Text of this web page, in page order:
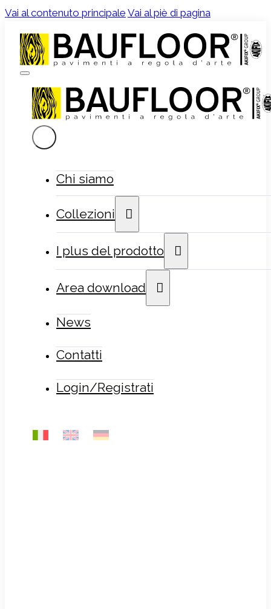
Vai al contenuto principale Vai al piè di pagina
Chi siamo
Collezioni
I plus del prodotto
Area download
News
Contatti
Login/Registrati